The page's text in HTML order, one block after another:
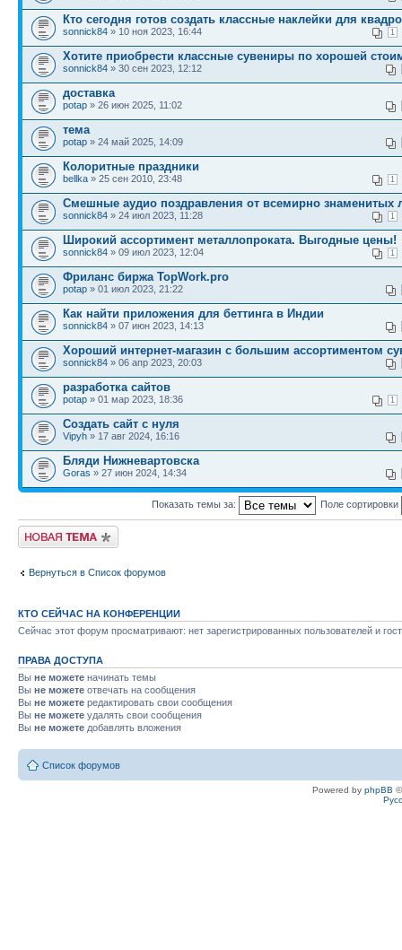
Кто сегодня готов создать классные наклейки для
1
sonnick84 » 10 ноя 2023, 16:44
Хотите приобрести классные сувениры по хорошей
sonnick84 » 30 сен 2023, 12:12
доставка
potap » 26 июн 2025, 11:02
тема
potap » 24 май 2025, 14:09
Колоритные праздники
1
bellka » 25 сен 2010, 23:48
Смешные аудио поздравления от всемирно знаменитых
1
sonnick84 » 24 июл 2023, 11:28
Широкий ассортимент металлопроката. Выгодные цены!
1
sonnick84 » 09 июл 2023, 12:04
Фриланс биржа TopWork.pro
potap » 01 июл 2023, 21:22
Как найти приложения для беттинга в Индии
sonnick84 » 07 июн 2023, 14:13
Хороший интернет-магазин с большим ассортиментом
sonnick84 » 06 апр 2023, 20:03
разработка сайтов
1
potap » 01 мар 2023, 18:36
Создать сайт с нуля
Vipyh » 17 авг 2024, 16:16
Бляди Нижневартовска
Goras » 27 июн 2024, 14:34
Показать темы за: Поле сортировки
Новая тема
Вернуться в Список форумов
КТО СЕЙЧАС НА КОНФЕРЕНЦИИ
Сейчас этот форум просматривают: нет зарегистрированных пользователей и
ПРАВА ДОСТУПА
Вы не можете начинать темы
Вы не можете отвечать на сообщения
Вы не можете редактировать свои сообщения
Вы не можете удалять свои сообщения
Вы не можете добавлять вложения
Список форумов
Powered by phpBB